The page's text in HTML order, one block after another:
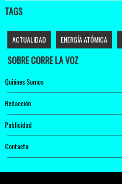
TAGS
ACTUALIDAD ENERGÍA ATÓMICA
SOBRE CORRE LA VOZ
Quiénes Somos
Redacción
Publicidad
Contacto